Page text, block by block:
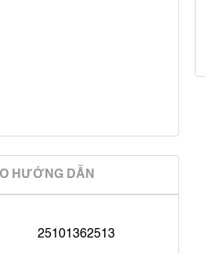
HƯỚNG DẪN
25101362513